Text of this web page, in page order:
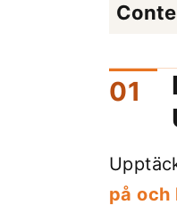
på och